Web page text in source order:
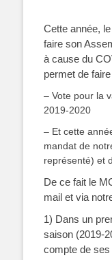
Cette année,
faire son
à cause du
permet de
– Vote pour la
2019-2020
– Et cette
mandat de
représenté) et
De ce fait le
mail et via
1) Dans un
saison (2019-
compte de ses